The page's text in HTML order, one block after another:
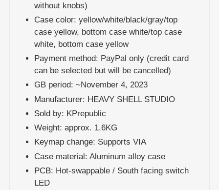
without knobs)
Case color: yellow/white/black/gray/top
case yellow, bottom case white/top case
white, bottom case yellow
Payment method: PayPal only (credit card
can be selected but will be cancelled)
GB period: ~November 4, 2023
Manufacturer: HEAVY SHELL STUDIO
Sold by: KPrepublic
Weight: approx. 1.6KG
Keymap change: Supports VIA
Case material: Aluminum alloy case
PCB: Hot-swappable / South facing switch
LED